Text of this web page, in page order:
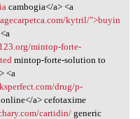
cambogia</a> <a
kytril/">buyin
mintop-forte-
mintop-forte-solution to
<a
drug/p-
a> cefotaxime
cartidin/generic